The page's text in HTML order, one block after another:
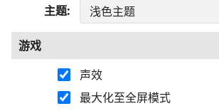
主题
游戏
声效
最大化至全屏模式